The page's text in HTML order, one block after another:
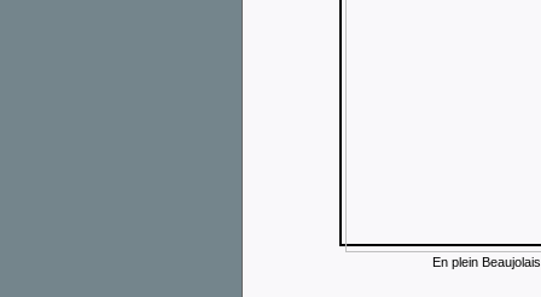
En plein